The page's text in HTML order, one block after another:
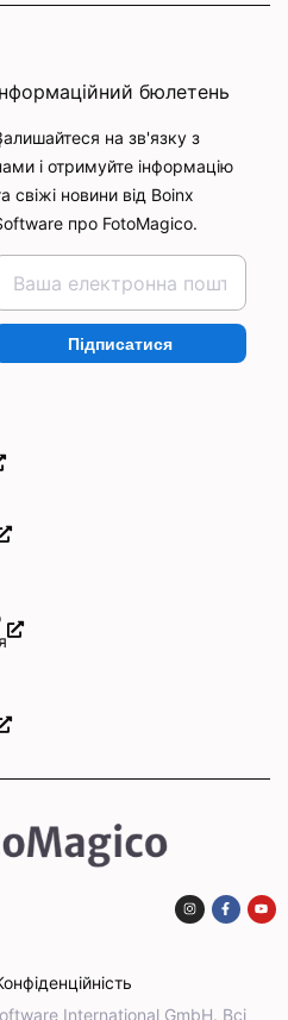
бюлетень
на зв'язку з
і отримуйте інформацію
свіжі новини від Boinx
про FotoMagico.
Підписатися
International GmbH. Всі